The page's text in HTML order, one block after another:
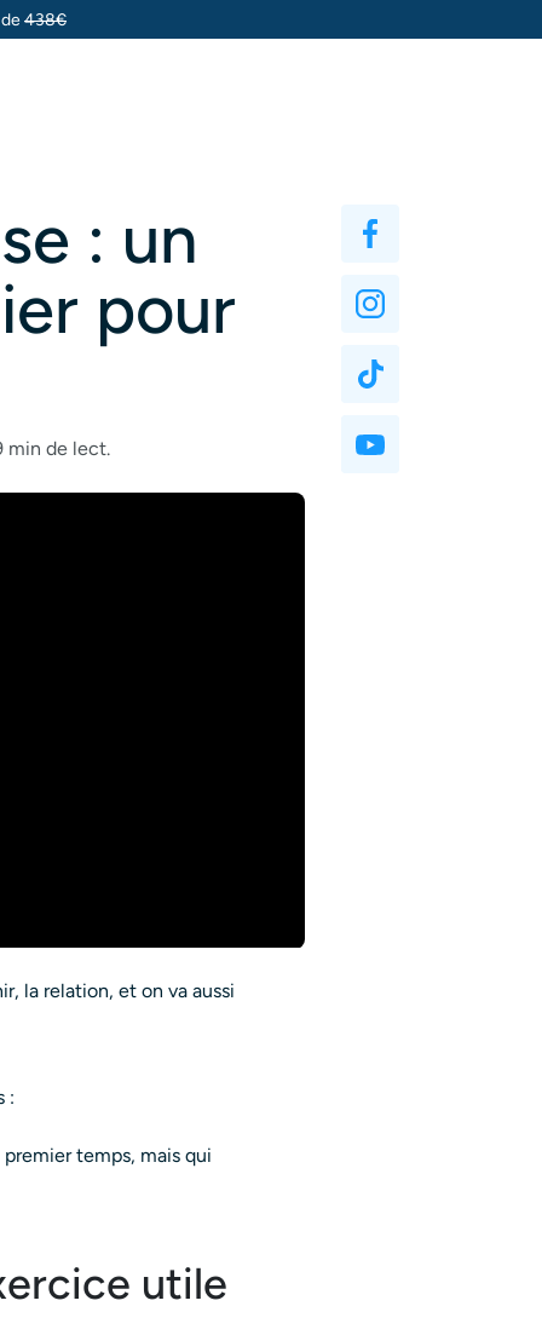
438€
: un
pour
min de lect.
la relation, et on va aussi
:
temps, mais qui
utile